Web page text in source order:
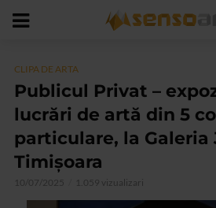
CLIPA DE ARTA
Publicul Privat –
lucrări de artă din 5
particulare, la Galeria
Timișoara
10/07/2025 1.059 vizualizari